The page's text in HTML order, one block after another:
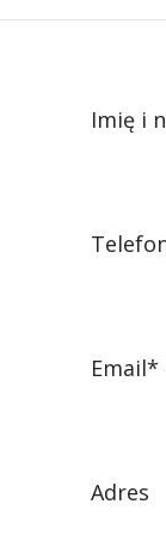
Imię i
Email*
Adres